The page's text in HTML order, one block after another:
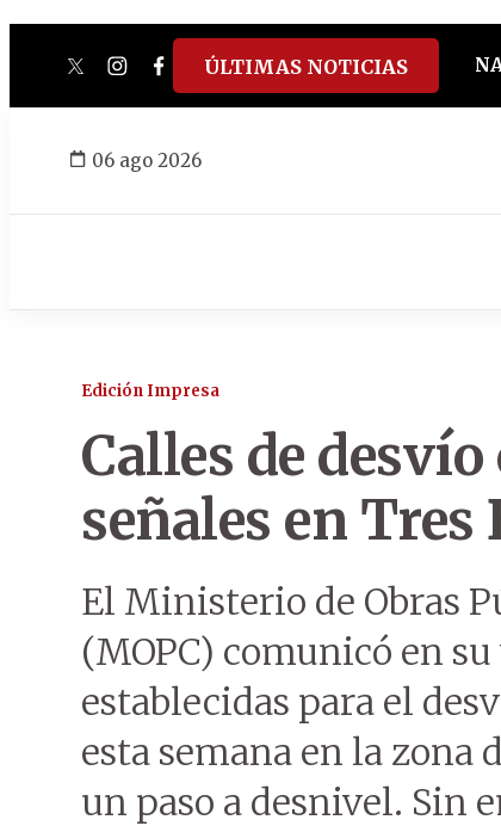
twitterinstagram
facebook
tiktokyoutube
spotify
ÚLTIMAS NOTICIAS
06 ago 2026
Edición Impresa
Calles de
señales en Tres
El Ministerio de Obras
(MOPC) comunicó en
establecidas para el
esta semana en la zona
un paso a desnivel. Sin